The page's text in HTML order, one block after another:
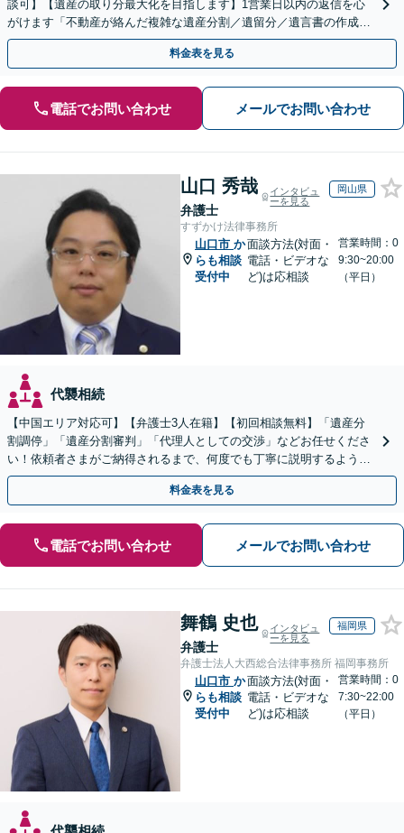
談可】【遺産の取り分最大化を目指します】1営業日以内の返信を心
がけます「不動産が絡んだ複雑な遺産分割／遺留分／遺言書の作成・
執行／事業承継など、お任せください」【休日相談あり】
料金表を見る
電話でお問い合わせ メールでお問い合わせ
山口 秀哉
弁護士
インタビュ
ーを見る
岡山県
すずかけ法律事務所
山口市 か
らも相談
受付中
面談方法(対面・
電話・ビデオな
ど)は応相談
営業時間：0
9:30~20:00
（平日）
代襲相続
【中国エリア対応可】【弁護士3人在籍】【初回相談無料】「遺産分
割調停」「遺産分割審判」「代理人としての交渉」などお任せくださ
い！依頼者さまがご納得されるまで、何度でも丁寧に説明するよう心
掛けています【土日祝／夜間対応可】【当日／電話相談可】
料金表を見る
電話でお問い合わせ メールでお問い合わせ
舞鶴 史也
弁護士
インタビュ
ーを見る
福岡県
弁護士法人大西総合法律事務所 福岡事務所
山口市 か
らも相談
受付中
面談方法(対面・
電話・ビデオな
ど)は応相談
営業時間：0
7:30~22:00
（平日）